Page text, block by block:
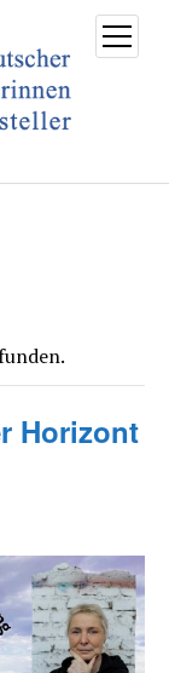
Menü
öffnen
Horizont